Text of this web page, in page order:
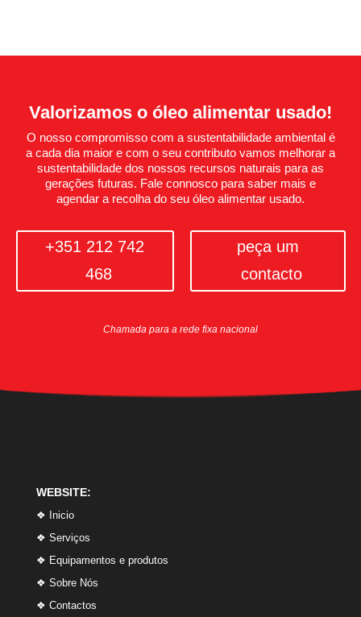
Valorizamos o óleo alimentar usado!
O nosso compromisso com a sustentabilidade ambiental é
a cada dia maior e com o seu contributo vamos melhorar a
sustentabilidade dos nossos recursos naturais para as
gerações futuras. Fale connosco para saber mais e
agendar a recolha do seu óleo alimentar usado.
+351 212 742
468
peça um
contacto
Chamada para a rede fixa nacional
WEBSITE:
❖ Inicio
❖ Serviços
❖ Equipamentos e produtos
❖ Sobre Nós
❖ Contactos